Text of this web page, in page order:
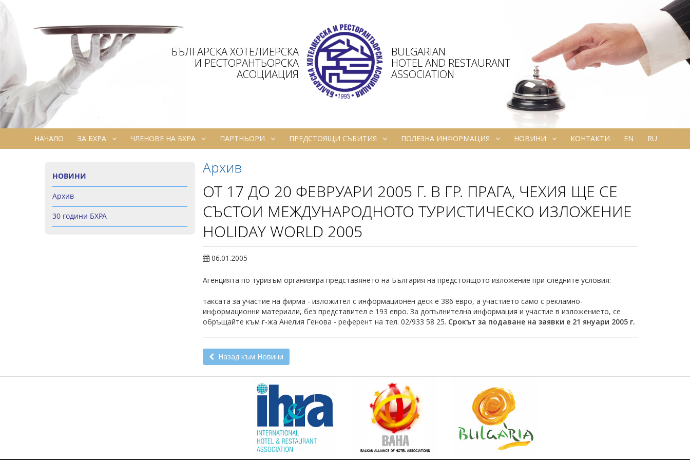
БЪЛГАРСКА ХОТЕЛИЕРСКА
И РЕСТОРАНТЬОРСКА
АСОЦИАЦИЯ
BULGARIAN
HOTEL AND RESTAURANT
ASSOCIATION
НАЧАЛО ЗА БХРА ЧЛЕНОВЕ НА БХРА ПАРТНЬОРИ ПРЕДСТОЯЩИ СЪБИТИЯ ПОЛЕЗНА ИНФОРМАЦИЯ НОВИНИ КОНТАКТИ EN RU
НОВИНИ
Архив
30 години БХРА
Архив
ОТ 17 ДО 20 ФЕВРУАРИ 2005 Г. В ГР. ПРАГА, ЧЕХИЯ ЩЕ СЕ
СЪСТОИ МЕЖДУНАРОДНОТО ТУРИСТИЧЕСКО ИЗЛОЖЕНИЕ
HOLIDAY WORLD 2005
06.01.2005
Агенцията по туризъм организира представянето на България на предстоящото изложение при следните условия:
таксата за участие на фирма - изложител с информационен деск е 386 евро, а участието само с рекламно-
информационни материали, без представител е 193 евро. За допълнителна информация и участие в изложението, се
обръщайте към г-жа Анелия Генова - референт на тел. 02/933 58 25. Срокът за подаване на заявки е 21 януари 2005 г.
Назад към Новини